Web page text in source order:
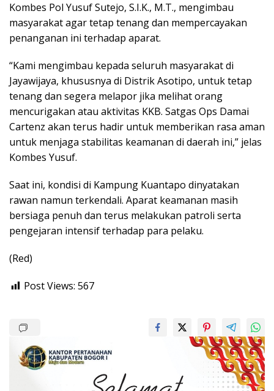
Kombes Pol Yusuf Sutejo, S.I.K., M.T., mengimbau
masyarakat agar tetap tenang dan mempercayakan
penanganan ini terhadap aparat.
“Kami mengimbau kepada seluruh masyarakat di
Jayawijaya, khususnya di Distrik Asotipo, untuk tetap
tenang dan segera melapor jika melihat orang
mencurigakan atau aktivitas KKB. Satgas Ops Damai
Cartenz akan terus hadir untuk memberikan rasa aman
untuk menjaga stabilitas keamanan di daerah ini,” jelas
Kombes Yusuf.
Saat ini, kondisi di Kampung Kuantapo dinyatakan
rawan namun terkendali. Aparat keamanan masih
bersiaga penuh dan terus melakukan patroli serta
pengejaran intensif terhadap para pelaku.
(Red)
Post Views: 567